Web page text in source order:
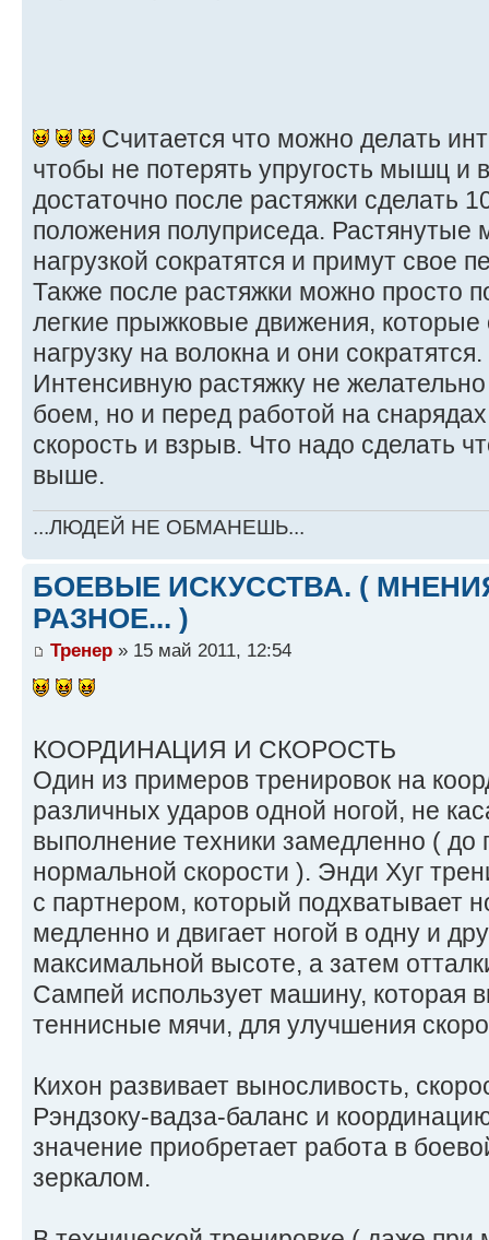
Считается что можно делать
чтобы не потерять упругость мышц и
достаточно после растяжки сделать
положения полуприседа.
нагрузкой сократятся и примут свое
Также после растяжки можно просто
легкие прыжковые движения, которые
нагрузку на волокна и они сократятся.
Интенсивную растяжку не
боем, но и перед работой на
скорость и взрыв. Что надо сделать
выше.
...ЛЮДЕЙ НЕ ОБМАНЕШЬ...
БОЕВЫЕ ИСКУССТВА. (
РАЗНОЕ... )
Тренер » 15 май 2011, 12:54
КООРДИНАЦИЯ И СКОРОСТЬ
Один из примеров тренировок на
различных ударов одной ногой, не
выполнение техники замедленно ( до
нормальной скорости ). Энди Хуг
с партнером, который подхватывает
медленно и двигает ногой в одну и
максимальной высоте, а затем
Сампей использует машину, которая
теннисные мячи, для улучшения
Кихон развивает выносливость,
Рэндзоку-вадза-баланс и
значение приобретает работа в
зеркалом.